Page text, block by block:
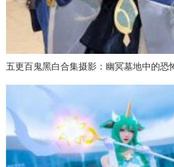
五更百鬼黑白合集摄影：幽冥墓地中的恐